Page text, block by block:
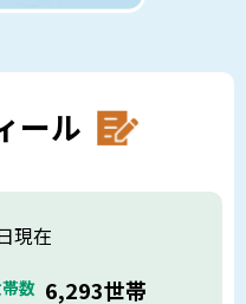
ール
現在
数 6,293世帯